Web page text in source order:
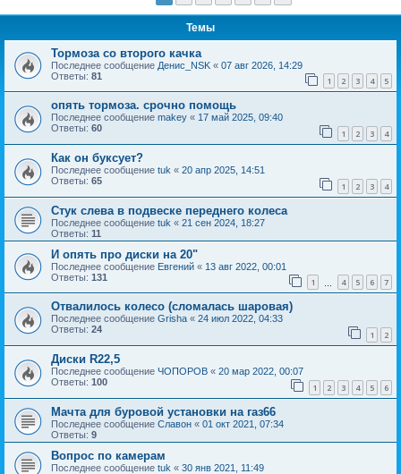
Темы
Тормоза со второго качка
Последнее сообщение Денис_NSK « 07 авг 2026, 14:29
Ответы: 81 1 2 3 4 5
опять тормоза. срочно помощь
Последнее сообщение makey « 17 май 2025, 09:40
Ответы: 60 1 2 3 4
Как он буксует?
Последнее сообщение tuk « 20 апр 2025, 14:51
Ответы: 65 1 2 3 4
Стук слева в подвеске переднего колеса
Последнее сообщение tuk « 21 сен 2024, 18:27
Ответы: 11
И опять про диски на 20"
Последнее сообщение Евгений « 13 авг 2022, 00:01
Ответы: 131 1 4 5 6 7
Отвалилось колесо (сломалась шаровая)
Последнее сообщение Grisha « 24 июл 2022, 04:33
Ответы: 24 1 2
Диски R22,5
Последнее сообщение ЧОПОРОВ « 20 мар 2022, 00:07
Ответы: 100 1 2 3 4 5 6
Мачта для буровой установки на газ66
Последнее сообщение Славон « 01 окт 2021, 07:34
Ответы: 9
Вопрос по камерам
Последнее сообщение tuk « 30 янв 2021, 11:49